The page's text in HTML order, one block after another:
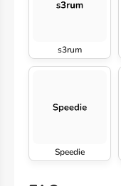
s3rum
Speedie